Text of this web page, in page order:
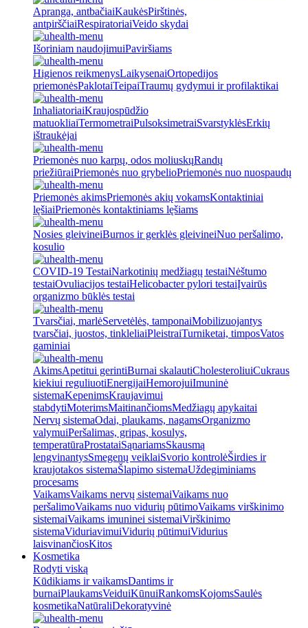
Apranga, antbačiaiKaukėsPirštinės,
antpirščiaiRespiratoriaiVeido skydai
Išoriniam naudojimuiPaviršiams
Higienos reikmenysLaikysenaiOrtopedijos
priemonėsPaklotaiTeipaiTraumų gydymui ir profilaktikai
InhaliatoriaiKraujospūdžio
matuokliaiTermometraiPulsoksimetraiSvarstyklėsErkių
ištraukėjai
Priemonės nuo karpų, odos moliuskųRandų
priežiūraiPriemonės nuo grybelioPriemonės nuo nuospaudų
Priemonės akimsPriemonės akių vokamsKontaktiniai
lęšiaiPriemonės kontaktiniams lęšiams
Nosies gleivineiBurnos ir gerklės gleivineiNuo peršalimo,
kosulio
COVID-19 TestaiNarkotinių medžiagų testaiNėštumo
testaiOvuliacijos testaiHelicobacter pylori testaiĮvairūs
organizmo būklės testai
Tvarsčiai, marlėServetėlės, tamponaiMobilizuojantys
tvarsčiai, juostos, tinkleliaiPleistraiTurniketai, timposVatos
gaminiai
AkimsApetitui gerintiBurnai skalautiCholesteroliuiCukraus
kiekiui reguliuotiEnergijaiHemorojuiImuninė
sistemaKepenimsKraujavimui
stabdytiMoterimsMaitinančiomsMedžiagų apykaitai
Nervų sistemaOdai, plaukams, nagamsOrganizmo
valymuiPeršalimas, gripas, kosulys,
temperatūraProstataiSąnariamsSkausmą
lengvinantysSmegenų veiklaiSvorio kontrolėŠirdies ir
kraujotakos sistemaŠlapimo sistemaUždegiminiams
procesams
VaikamsVaikams nervų sistemaiVaikams nuo
peršalimoVaikams nuo vidurių pūtimoVaikams virškinimo
sistemaiVaikams imuninei sistemaiVirškinimo
sistemaViduriavimuiVidurių pūtimuiVidurius
laisvinančiosKitos
Kosmetika
Rodyti viską
Kūdikiams ir vaikamsDantims ir
burnaiPlaukamsVeiduiKūnuiRankomsKojomsSaulės
kosmetikaNatūraliDekoratyvinė